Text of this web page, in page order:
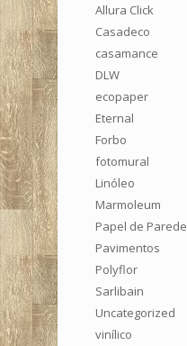
Allura Click
Casadeco
casamance
DLW
ecopaper
Eternal
Forbo
fotomural
Linóleo
Marmoleum
Papel de Parede
Pavimentos
Polyflor
Sarlibain
Uncategorized
vinílico